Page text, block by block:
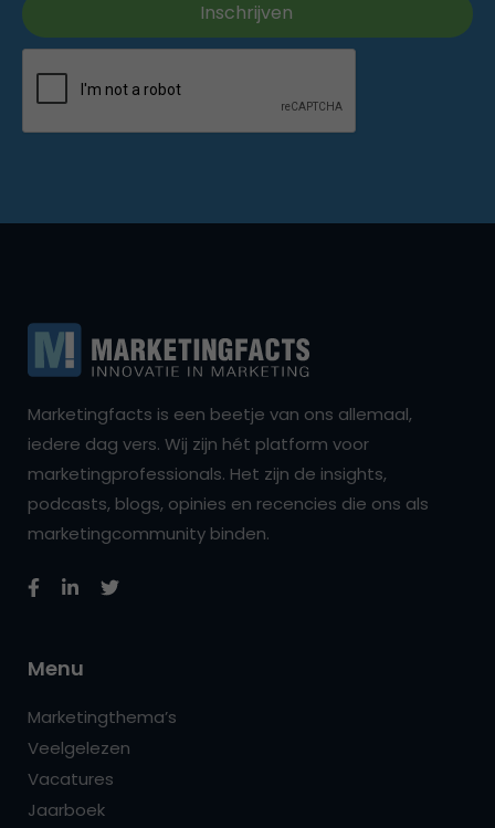
Marketingfacts is een beetje van ons allemaal,
iedere dag vers. Wij zijn hét platform voor
marketingprofessionals. Het zijn de insights,
podcasts, blogs, opinies en recencies die ons als
marketingcommunity binden.
Menu
Marketingthema’s
Veelgelezen
Vacatures
Jaarboek